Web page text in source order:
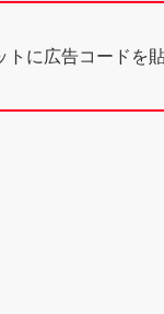
トに広告コードを